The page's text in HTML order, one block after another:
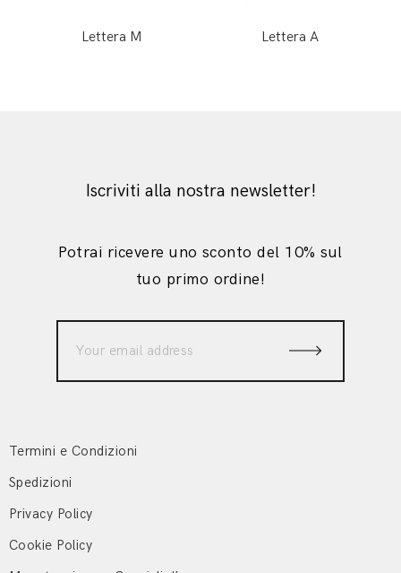
Lettera M Lettera A
Iscriviti alla nostra newsletter!
Potrai ricevere uno sconto del 10% sul
tuo primo ordine!
Termini e Condizioni
Spedizioni
Privacy Policy
Cookie Policy